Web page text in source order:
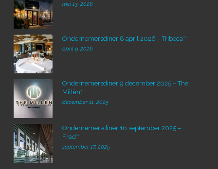
mei 13, 2026
Ondernemersdiner 8 april 2026 – Tribeca**
april 9, 2026
Ondernemersdiner 9 december 2025 – The
Millèn*
december 11, 2025
Ondernemersdiner 16 september 2025 –
Fred**
september 17, 2025